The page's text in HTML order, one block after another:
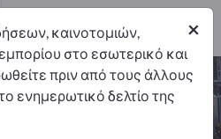
CNC – βρείτε
προμηθευτές
7
×
καινοτομιών,
στο εσωτερικό και
πριν από τους άλλους
ενημερωτικό δελτίο της